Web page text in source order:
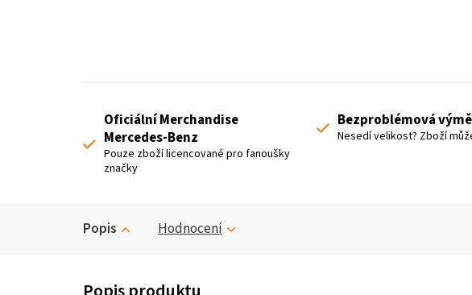
Oficiální Merchandise
Mercedes-Benz
Pouze zboží licencované pro fanoušky
značky
Bezproblémová
Nesedí velikost? Zboží
Popis Hodnocení